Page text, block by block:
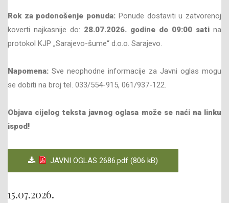
Rok za podonošenje ponuda: Ponude dostaviti u zatvorenoj
koverti najkasnije do: 28.07.2026. godine do 09:00 sati na
protokol KJP „Sarajevo-šume“ d.o.o. Sarajevo.
Napomena: Sve neophodne informacije za Javni oglas mogu
se dobiti na broj tel. 033/554-915, 061/937-122.
Objava cijelog teksta javnog oglasa može se naći na linku
ispod!
JAVNI OGLAS 2686.pdf (806 kB)
15.07.2026.